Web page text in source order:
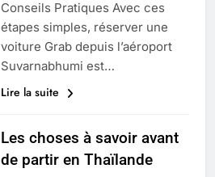
Conseils Pratiques Avec ces
étapes simples, réserver une
voiture Grab depuis l’aéroport
Suvarnabhumi est…
Lire la suite
Les choses à savoir avant
de partir en Thaïlande